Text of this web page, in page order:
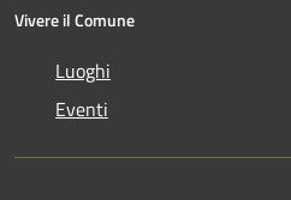
Vivere il Comune
Luoghi
Eventi